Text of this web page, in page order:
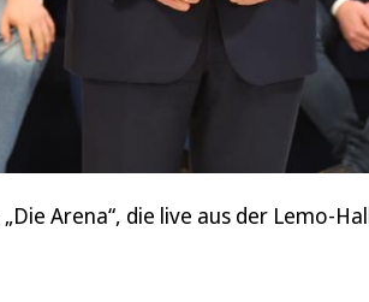
Arena“, die live aus der